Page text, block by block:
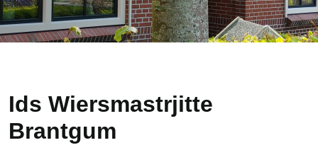
Ids Wiersmastrjitte
Brantgum